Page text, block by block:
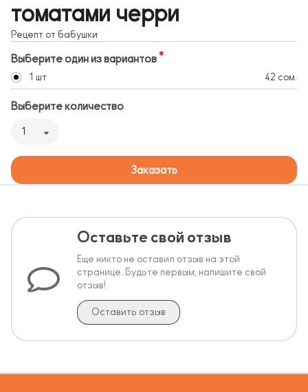
томатами черри
Рецепт от бабушки
Выберите один из вариантов
1 шт 42 сом.
Выберите количество
1
Заказать
Оставьте свой отзыв
Еще никто не оставил отзыв на этой
странице. Будьте первым, напишите свой
отзыв!
Оставить отзыв